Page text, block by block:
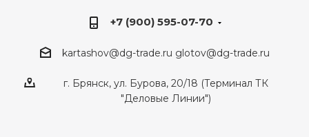
+7 (900) 595-07-70
kartashov@dg-trade.ru glotov@dg-trade.ru
г. Брянск, ул. Бурова, 20/18 (Терминал ТК
"Деловые Линии")